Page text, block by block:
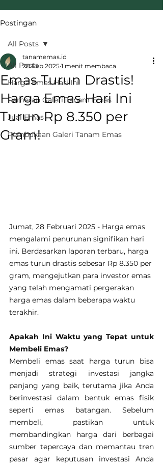
Postingan
All Posts
Harga Emas Hari Ini
Pameran Galeri Tanam Emas
Jual Emas
Pembukaan Galeri Tanam Emas
All Posts
Emas Turun Drastis!
Harga Emas Hari Ini
Turun Rp 8.350 per
Gram!
tanamemas.id
28 Feb 2025 1 menit membaca
Jumat, 28 Februari 2025 - Harga emas
mengalami penurunan signifikan hari
ini. Berdasarkan laporan terbaru, harga
emas turun drastis sebesar Rp 8.350 per
gram, mengejutkan para investor emas
yang telah mengamati pergerakan
harga emas dalam beberapa waktu
terakhir.
Apakah Ini Waktu yang Tepat untuk
Membeli Emas?
Membeli emas saat harga turun bisa
menjadi strategi investasi jangka
panjang yang baik, terutama jika Anda
berinvestasi dalam bentuk emas fisik
seperti emas batangan. Sebelum
membeli, pastikan untuk
membandingkan harga dari berbagai
sumber tepercaya dan memantau tren
pasar agar keputusan investasi Anda